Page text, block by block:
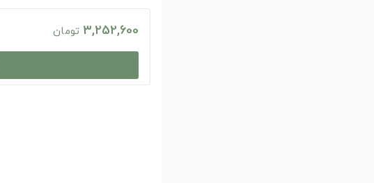
3,252,600 تومان